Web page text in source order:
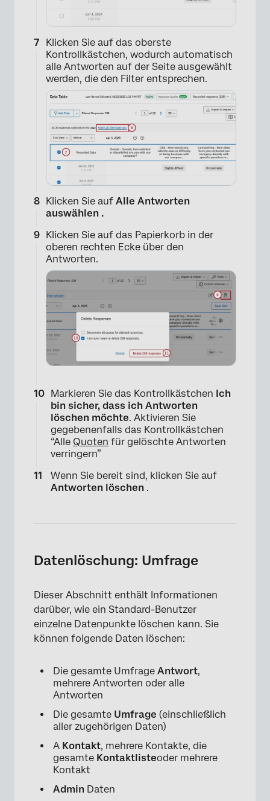
×
×
×
Klicken Sie auf das oberste
Kontrollkästchen, wodurch automatisch
alle Antworten auf der Seite ausgewählt
werden, die den Filter entsprechen.
×
Klicken Sie auf Alle Antworten
auswählen .
Klicken Sie auf das Papierkorb in der
oberen rechten Ecke über den
Antworten.
Markieren Sie das Kontrollkästchen Ich
bin sicher, dass ich Antworten
löschen möchte. Aktivieren Sie
gegebenenfalls das Kontrollkästchen
“Alle Quoten für gelöschte Antworten
verringern”
Wenn Sie bereit sind, klicken Sie auf
Antworten löschen .
Datenlöschung: Umfrage
Dieser Abschnitt enthält Informationen
darüber, wie ein Standard-Benutzer
einzelne Datenpunkte löschen kann. Sie
können folgende Daten löschen:
Die gesamte Umfrage Antwort,
mehrere Antworten oder alle
Antworten
Die gesamte Umfrage (einschließlich
aller zugehörigen Daten)
A Kontakt, mehrere Kontakte, die
gesamte Kontaktlisteoder mehrere
Kontakt
Admin Daten